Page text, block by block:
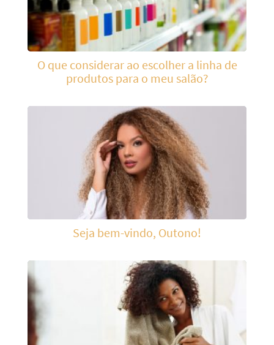
O que considerar ao escolher a linha de
produtos para o meu salão?
Seja bem-vindo, Outono!